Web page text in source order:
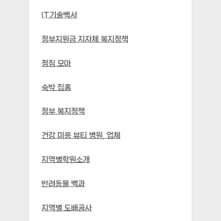
IT기술백서
정부지원금 지자체 복지정책
점짐 모아
숙박 집홈
정부 복지정책
건강 미용 뷰티 병원, 업체
지역별학원소개
반려동물 백과
지역별 도배공사